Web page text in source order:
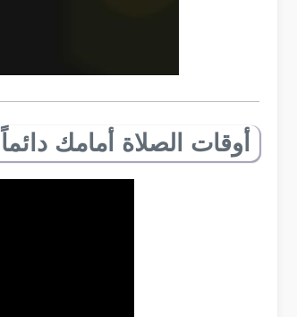
أوقات الصلاة أمامك دائماً